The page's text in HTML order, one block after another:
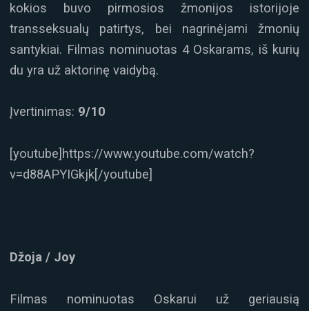
kokios buvo pirmosios žmonijos istorijoje
transseksualų patirtys, bei nagrinėjami žmonių
santykiai. Filmas nominuotas 4 Oskarams, iš kurių
du yra už aktorinę vaidybą.
Įvertinimas: 9/10
[youtube]https://www.youtube.com/watch?
v=d88APYIGkjk[/youtube]
Džoja / Joy
Filmas nominuotas Oskarui už geriausią